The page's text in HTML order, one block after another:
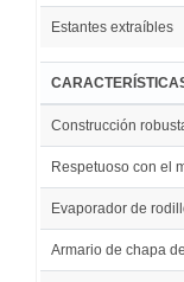
Estantes extraíbles
Construcción
Respetuoso con el
Evaporador de
Armario de chapa